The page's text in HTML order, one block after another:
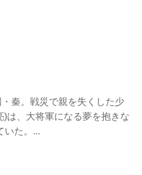
秦。戦災で親を失くした少
は、大将軍になる夢を抱きな
いた。...